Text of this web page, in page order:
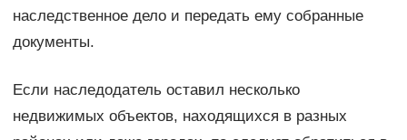
наследственное дело и передать ему собранные
документы.
Если наследодатель оставил несколько
недвижимых объектов, находящихся в разных